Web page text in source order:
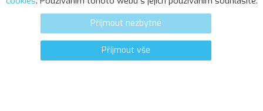
VÁŠ ÚČET
INFORMACE O OBCHODU
Přijmout nezbytné
Přijmout vše
© 2025 - Softresource, spol. s r.o.